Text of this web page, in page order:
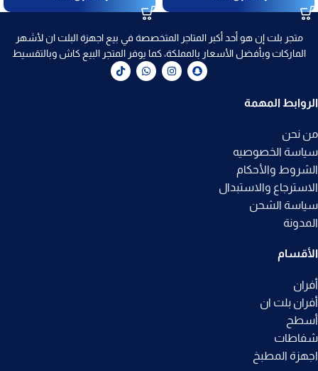
متجر بلت إن هو أحد أكبر المتاجر المتخصصة في بيع اجهزة البلت ان لأشهر
الماركات وبأفضل الأسعار بالمملكة، كما يوفر المتجر البيع كاش وبالتقسيط
الروابط المهمة
من نحن
سياسة الخصوصيه
الشروط والأحكام
الاسترجاع والاستبدال
سياسة الشحن
المدونة
الأقسام
أفران
أفران بلت ان
أسطح
شفاطات
اجهزة المطبخ